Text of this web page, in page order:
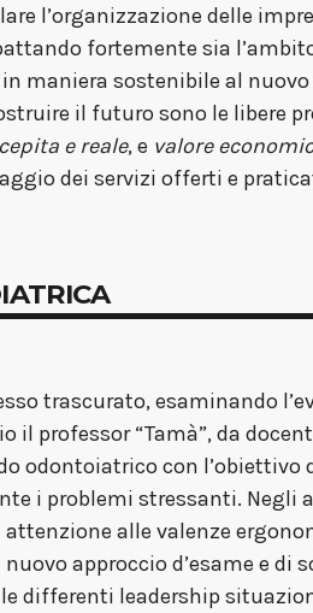
l’organizzazione delle
fortemente sia
maniera sostenibile al nuovo
il futuro sono le libere
e reale, e valore
dei servizi offerti e
trascurato, esaminando
professor “Tamà”, da
odontoiatrico con l’obiettivo
i problemi stressanti. Negli
alle valenze
approccio d’esame e di
differenti leadership